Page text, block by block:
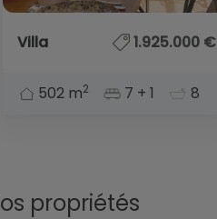
Villa 1.925.000 €
502 m2 7 + 1 8
propriétés